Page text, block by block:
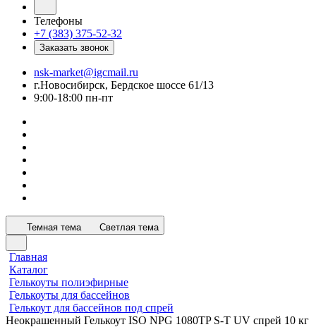
Телефоны
+7 (383) 375-52-32
Заказать звонок
nsk-market@igcmail.ru
г.Новосибирск, Бердское шоссе 61/13
9:00-18:00 пн-пт
Темная тема Светлая тема
Главная
Каталог
Гелькоуты полиэфирные
Гелькоуты для бассейнов
Гелькоут для бассейнов под спрей
Неокрашенный Гелькоут ISO NPG 1080TP S-T UV спрей 10 кг